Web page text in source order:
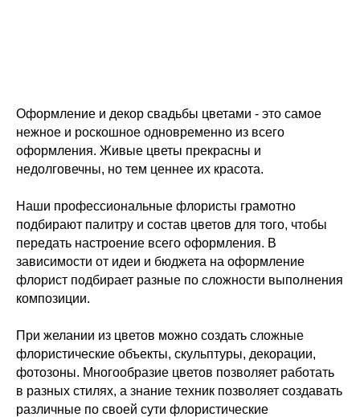
Оформление и декор свадьбы цветами - это самое
нежное и роскошное одновременно из всего
оформления. Живые цветы прекрасны и
недолговечны, но тем ценнее их красота.
Наши профессиональные флористы грамотно
подбирают палитру и состав цветов для того, чтобы
передать настроение всего оформления. В
зависимости от идеи и бюджета на оформление
флорист подбирает разные по сложности выполнения
композиции.
При желании из цветов можно создать сложные
флористические объекты, скульптуры, декорации,
фотозоны. Многообразие цветов позволяет работать
в разных стилях, а знание техник позволяет создавать
различные по своей сути флористические